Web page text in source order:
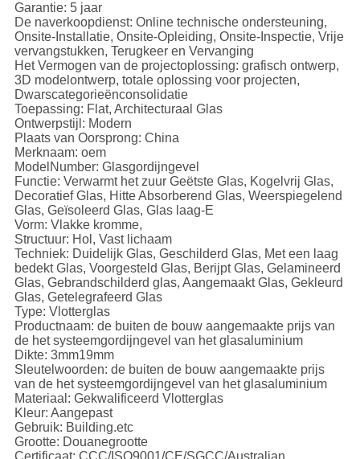
Garantie: 5 jaar
De naverkoopdienst: Online technische ondersteuning,
Onsite-Installatie, Onsite-Opleiding, Onsite-Inspectie, Vrije
vervangstukken, Terugkeer en Vervanging
Het Vermogen van de projectoplossing: grafisch ontwerp,
3D modelontwerp, totale oplossing voor projecten,
Dwarscategorieënconsolidatie
Toepassing: Flat, Architecturaal Glas
Ontwerpstijl: Modern
Plaats van Oorsprong: China
Merknaam: oem
ModelNumber: Glasgordijngevel
Functie: Verwarmt het zuur Geëtste Glas, Kogelvrij Glas,
Decoratief Glas, Hitte Absorberend Glas, Weerspiegelend
Glas, Geïsoleerd Glas, Glas laag-E
Vorm: Vlakke kromme,
Structuur: Hol, Vast lichaam
Techniek: Duidelijk Glas, Geschilderd Glas, Met een laag
bedekt Glas, Voorgesteld Glas, Berijpt Glas, Gelamineerd
Glas, Gebrandschilderd glas, Aangemaakt Glas, Gekleurd
Glas, Getelegrafeerd Glas
Type: Vlotterglas
Productnaam: de buiten de bouw aangemaakte prijs van
de het systeemgordijngevel van het glasaluminium
Dikte: 3mm19mm
Sleutelwoorden: de buiten de bouw aangemaakte prijs
van de het systeemgordijngevel van het glasaluminium
Materiaal: Gekwalificeerd Vlotterglas
Kleur: Aangepast
Gebruik: Building.etc
Grootte: Douanegrootte